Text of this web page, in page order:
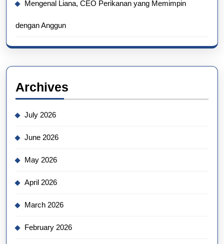
Mengenal Liana, CEO Perikanan yang Memimpin
dengan Anggun
Archives
July 2026
June 2026
May 2026
April 2026
March 2026
February 2026